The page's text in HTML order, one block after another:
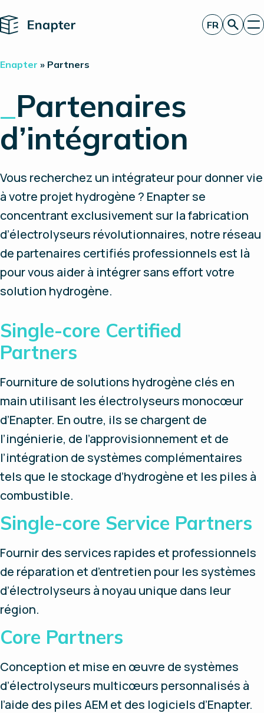
Home
Projets
Partners
À propos de nous
Perspectives
Relations investisseurs
FR
Enapter » Partners
Partenaires
d’intégration
Vous recherchez un intégrateur pour donner vie
à votre projet hydrogène ? Enapter se
concentrant exclusivement sur la fabrication
d’électrolyseurs révolutionnaires, notre réseau
de partenaires certifiés professionnels est là
pour vous aider à intégrer sans effort votre
solution hydrogène.
Single-core Certified
Partners
Fourniture de solutions hydrogène clés en
main utilisant les électrolyseurs monocœur
d’Enapter. En outre, ils se chargent de
l’ingénierie, de l’approvisionnement et de
l’intégration de systèmes complémentaires
tels que le stockage d’hydrogène et les piles à
combustible.
Single-core Service Partners
Fournir des services rapides et professionnels
de réparation et d’entretien pour les systèmes
d’électrolyseurs à noyau unique dans leur
région.
Core Partners
Conception et mise en œuvre de systèmes
d’électrolyseurs multicœurs personnalisés à
l’aide des piles AEM et des logiciels d’Enapter.